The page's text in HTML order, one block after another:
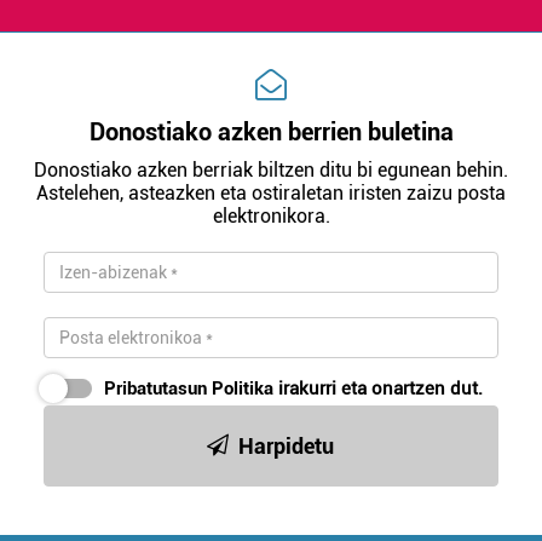
Donostiako azken berrien buletina
Donostiako azken berriak biltzen ditu bi egunean behin.
Astelehen, asteazken eta ostiraletan iristen zaizu posta
elektronikora.
Pribatutasun Politika irakurri eta onartzen dut.
Harpidetu